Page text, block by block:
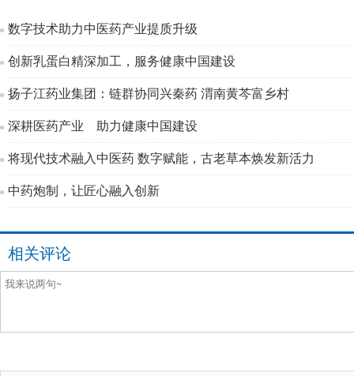
数字技术助力中医药产业提质升级
创新乳蛋白精深加工，服务健康中国建设
扬子江药业集团：链群协同兴秦药 渭南黄芩富乡村
深耕医药产业 助力健康中国建设
将现代技术融入中医药 数字赋能，古老草本焕发新活力
中药炮制，让匠心融入创新
相关评论